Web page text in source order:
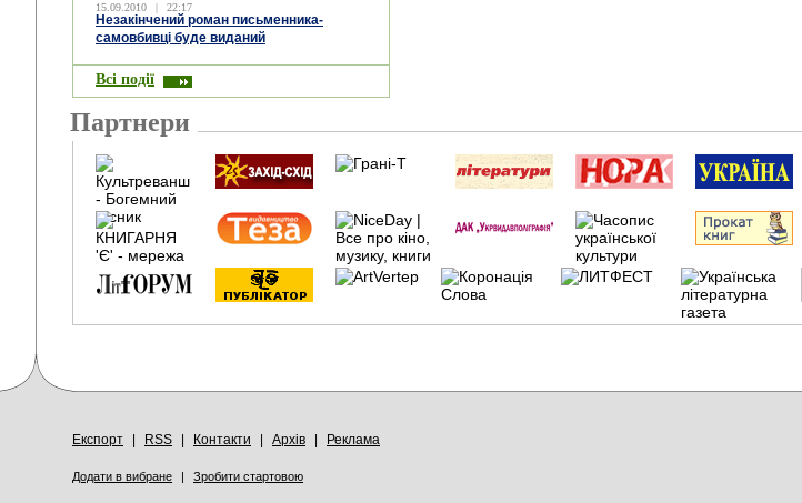
15.09.2010 | 22:17
Незакінчений роман письменника-
самовбивці буде виданий
Всі події
Партнери
Експорт RSS Контакти Архів Реклама
Додати в вибране | Зробити стартовою